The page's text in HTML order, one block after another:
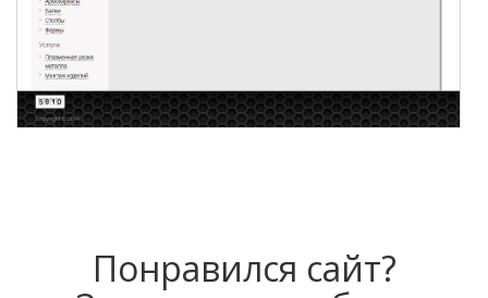
Понравился сайт?